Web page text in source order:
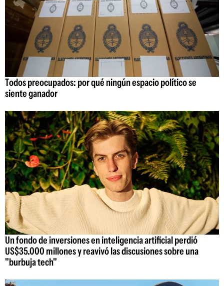
Todos preocupados: por qué ningún espacio político se
siente ganador
Un fondo de inversiones en inteligencia artificial perdió
US$35.000 millones y reavivó las discusiones sobre una
"burbuja tech"